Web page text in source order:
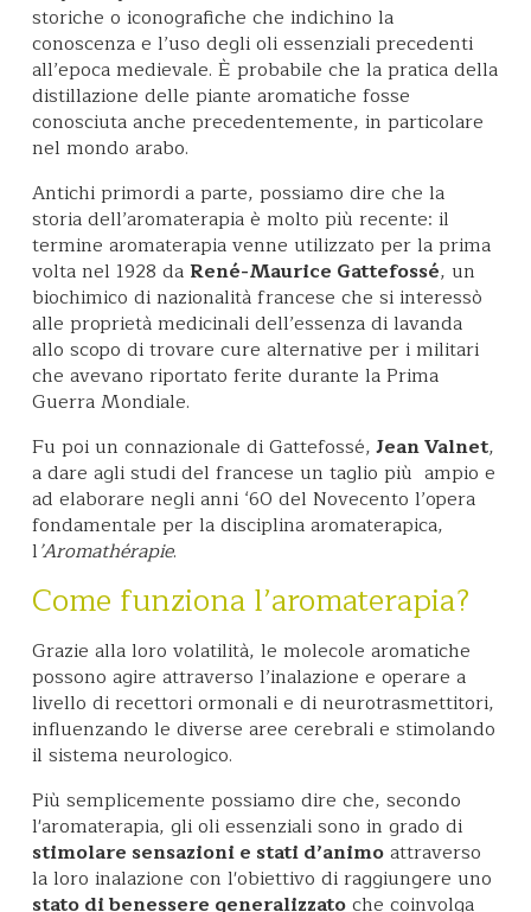
storiche o iconografiche che indichino la
conoscenza e l’uso degli oli essenziali precedenti
all’epoca medievale. È probabile che la pratica della
distillazione delle piante aromatiche fosse
conosciuta anche precedentemente, in particolare
nel mondo arabo.
Antichi primordi a parte, possiamo dire che la
storia dell’aromaterapia è molto più recente: il
termine aromaterapia venne utilizzato per la prima
volta nel 1928 daRené-Maurice Gattefossé, un
biochimico di nazionalità francese che si interessò
alle proprietà medicinali dell’essenza di lavanda
allo scopo di trovare cure alternative per i militari
che avevano riportato ferite durante la Prima
Guerra Mondiale.
Fu poi un connazionale di Gattefossé,Jean Valnet,
a dare agli studi del francese un taglio più ampio e
ad elaborare negli anni ‘60 del Novecento l’opera
fondamentale per la disciplina aromaterapica,
l’Aromathérapie.
Come funziona l’aromaterapia?
Grazie alla loro volatilità, le molecole aromatiche
possono agire attraverso l’inalazione e operare a
livello di recettori ormonali e di neurotrasmettitori,
influenzando le diverse aree cerebrali e stimolando
il sistema neurologico.
Più semplicemente possiamo dire che, secondo
l'aromaterapia, gli oli essenziali sono in grado di
stimolare sensazioni e stati d’animoattraverso
la loro inalazione con l'obiettivo di raggiungere uno
stato di benessere generalizzatoche coinvolga